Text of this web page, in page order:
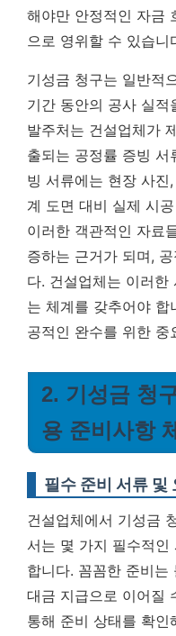
해야만 안정적인 자금
으로 영위할 수 있습니
기성금 청구는 일반적
기간 동안의 공사 실적
발주처는 건설업체가
출되는 공정률 증빙 서
빙 서류에는 현장 사진
계 도면 대비 실제 시
이러한 객관적인 자료
증하는 근거가 되며,
다. 건설업체는 이러
는 체계를 갖추어야 합
공적인 완수를 위한 중
2. 기성금 청
용 준비사항
필수 준비 서류 및
건설업체에서 기성금
서는 몇 가지 필수적인
합니다. 꼼꼼한 준비
대금 지급으로 이어질
통해 준비 상태를 확인